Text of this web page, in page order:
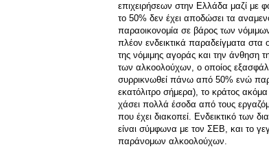
επιχειρήσεων στην Ελλάδα μαζί με
το 50% δεν έχει αποδώσει τα
παραοικονομία σε βάρος των
πλέον ενδεικτικά παραδείγματα στα
της νόμιμης αγοράς και την άνθηση
των αλκοολούχων, ο οποίος
συρρικνωθεί πάνω από 50% ενώ
εκατόλιτρο σήμερα), το κράτος
χάσει πολλά έσοδα από τους
που έχει διακοπεί. Ενδεικτικό των
είναι σύμφωνα με τον ΣΕΒ, και το
παράνομων αλκοολούχων.